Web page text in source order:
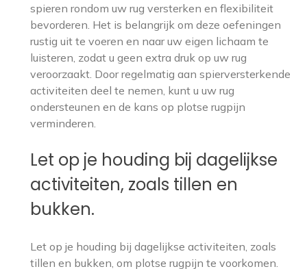
spieren rondom uw rug versterken en flexibiliteit
bevorderen. Het is belangrijk om deze oefeningen
rustig uit te voeren en naar uw eigen lichaam te
luisteren, zodat u geen extra druk op uw rug
veroorzaakt. Door regelmatig aan spierversterkende
activiteiten deel te nemen, kunt u uw rug
ondersteunen en de kans op plotse rugpijn
verminderen.
Let op je houding bij dagelijkse
activiteiten, zoals tillen en
bukken.
Let op je houding bij dagelijkse activiteiten, zoals
tillen en bukken, om plotse rugpijn te voorkomen.